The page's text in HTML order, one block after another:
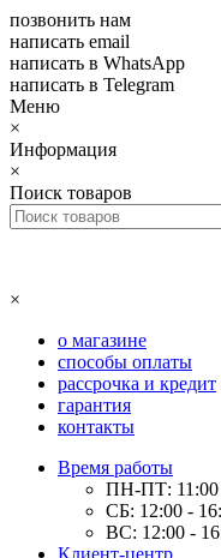
позвонить нам
написать email
написать в WhatsApp
написать в Telegram
Меню
×
Информация
×
Поиск товаров
×
о магазине
способы оплаты
рассрочка и кредит
гарантия
контакты
Время работы
ПН-ПТ: 11:00
СБ: 12:00 -
ВС: 12:00 -
Клиент-центр